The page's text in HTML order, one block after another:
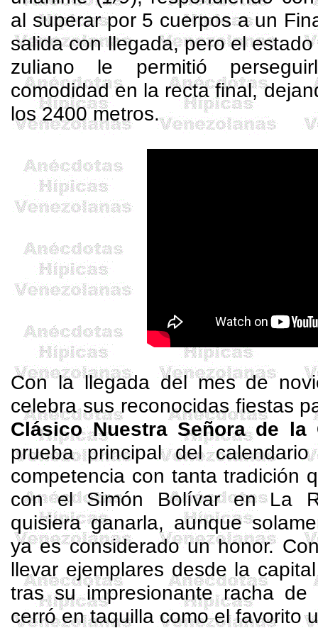
al superar por 5 cuerpos a un
salida con llegada, pero el
zuliano le permitió
comodidad en la recta final,
los 2400 metros.
Con la llegada del mes de
celebra sus reconocidas fiestas
Clásico Nuestra Señora de la
prueba principal del
competencia con tanta tradición
con el Simón Bolívar en La
quisiera ganarla, aunque
ya es considerado un honor.
llevar ejemplares desde la
tras su impresionante racha
cerró en taquilla como el favorito